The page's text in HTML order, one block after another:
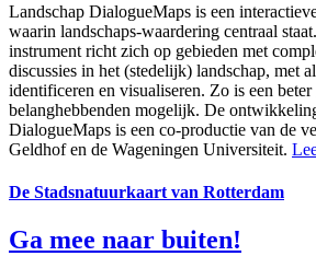
Landschap DialogueMaps is een
waarin landschaps-waardering centraal
instrument richt zich op gebieden met
discussies in het (stedelijk) landschap, met
identificeren en visualiseren. Zo is een beter
belanghebbenden mogelijk. De
DialogueMaps is een co-productie van de
Geldhof en de Wageningen Universiteit.
De Stadsnatuurkaart van Rotterdam
Ga mee naar buiten!